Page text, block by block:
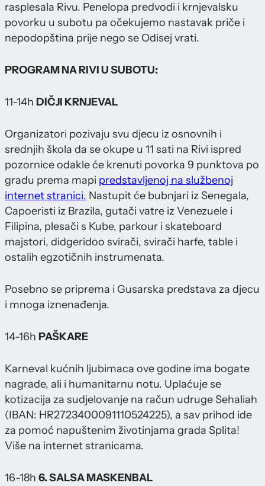
rasplesala Rivu. Penelopa predvodi i krnjevalsku
povorku u subotu pa očekujemo nastavak priče i
nepodopština prije nego se Odisej vrati.
PROGRAM NA RIVI U SUBOTU:
11-14h DIČJI KRNJEVAL
Organizatori pozivaju svu djecu iz osnovnih i
srednjih škola da se okupe u 11 sati na Rivi ispred
pozornice odakle će krenuti povorka 9 punktova po
gradu prema mapi predstavljenoj na službenoj
internet stranici. Nastupit će bubnjari iz Senegala,
Capoeristi iz Brazila, gutači vatre iz Venezuele i
Filipina, plesači s Kube, parkour i skateboard
majstori, didgeridoo svirači, svirači harfe, table i
ostalih egzotičnih instrumenata.
Posebno se priprema i Gusarska predstava za djecu
i mnoga iznenađenja.
14-16h PAŠKARE
Karneval kućnih ljubimaca ove godine ima bogate
nagrade, ali i humanitarnu notu. Uplaćuje se
kotizacija za sudjelovanje na račun udruge Sehaliah
(IBAN: HR2723400091110524225), a sav prihod ide
za pomoć napuštenim životinjama grada Splita!
Više na internet stranicama.
16-18h 6. SALSA MASKENBAL